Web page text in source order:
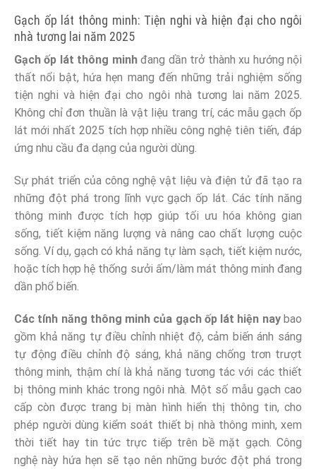
Gạch ốp lát thông minh: Tiện nghi và hiện đại cho ngôi
nhà tương lai năm 2025
Gạch ốp lát thông minhđang dần trở thành xu hướng nội
thất nổi bật, hứa hẹn mang đến những trải nghiệm sống
tiện nghi và hiện đại cho ngôi nhà tương lai năm 2025.
Không chỉ đơn thuần là vật liệu trang trí, các mẫu gạch ốp
lát mới nhất 2025 tích hợp nhiều công nghệ tiên tiến, đáp
ứng nhu cầu đa dạng của người dùng.
Sự phát triển của công nghệ vật liệu và điện tử đã tạo ra
những đột phá trong lĩnh vực gạch ốp lát. Các tính năng
thông minh được tích hợp giúp tối ưu hóa không gian
sống, tiết kiệm năng lượng và nâng cao chất lượng cuộc
sống. Ví dụ, gạch có khả năng tự làm sạch, tiết kiệm nước,
hoặc tích hợp hệ thống sưởi ấm/làm mát thông minh đang
dần phổ biến.
Các tính năng thông minh của gạch ốp lát hiện naybao
gồm khả năng tự điều chỉnh nhiệt độ, cảm biến ánh sáng
tự động điều chỉnh độ sáng, khả năng chống trơn trượt
thông minh, thậm chí là khả năng tương tác với các thiết
bị thông minh khác trong ngôi nhà. Một số mẫu gạch cao
cấp còn được trang bị màn hình hiển thị thông tin, cho
phép người dùng kiểm soát thiết bị nhà thông minh, xem
thời tiết hay tin tức trực tiếp trên bề mặt gạch. Công
nghệ này hứa hẹn sẽ tạo nên những bước đột phá trong